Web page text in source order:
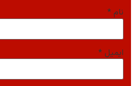
نام *
ایمیل *